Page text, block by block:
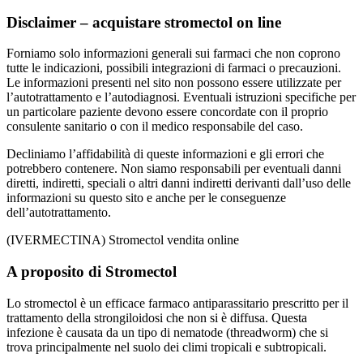
Disclaimer – acquistare stromectol on line
Forniamo solo informazioni generali sui farmaci che non coprono
tutte le indicazioni, possibili integrazioni di farmaci o precauzioni.
Le informazioni presenti nel sito non possono essere utilizzate per
l’autotrattamento e l’autodiagnosi. Eventuali istruzioni specifiche per
un particolare paziente devono essere concordate con il proprio
consulente sanitario o con il medico responsabile del caso.
Decliniamo l’affidabilità di queste informazioni e gli errori che
potrebbero contenere. Non siamo responsabili per eventuali danni
diretti, indiretti, speciali o altri danni indiretti derivanti dall’uso delle
informazioni su questo sito e anche per le conseguenze
dell’autotrattamento.
(IVERMECTINA) Stromectol vendita online
A proposito di Stromectol
Lo stromectol è un efficace farmaco antiparassitario prescritto per il
trattamento della strongiloidosi che non si è diffusa. Questa
infezione è causata da un tipo di nematode (threadworm) che si
trova principalmente nel suolo dei climi tropicali e subtropicali.